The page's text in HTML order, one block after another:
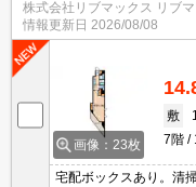
株式会社リブマックス リブ
情報更新日 2026/08/08
画像：23枚
敷
7階
宅配ボックスあり。清